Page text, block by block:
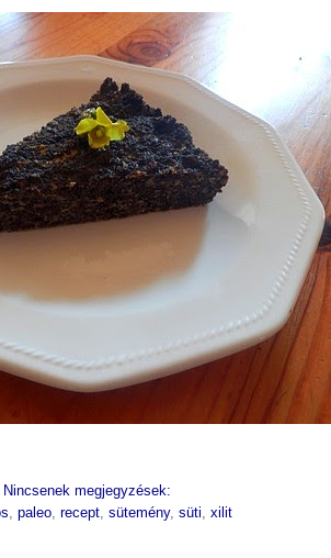
Nincsenek megjegyzések:
paleo recept sütemény, süti xilit